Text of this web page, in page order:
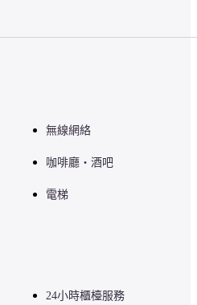
無線網絡
咖啡廳・酒吧
電梯
24小時櫃檯服務